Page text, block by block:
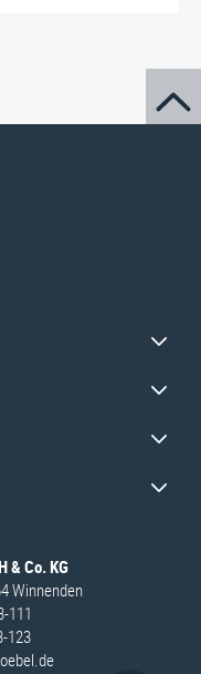
& Co. KG
Winnenden
111
123